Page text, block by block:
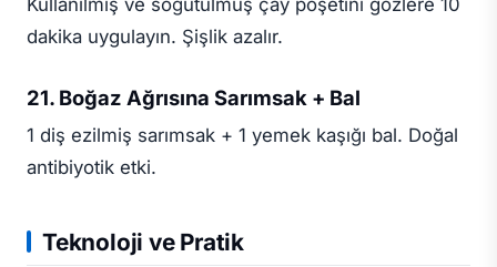
Kullanılmış ve soğutulmuş çay poşetini gözlere 10
dakika uygulayın. Şişlik azalır.
21. Boğaz Ağrısına Sarımsak + Bal
1 diş ezilmiş sarımsak + 1 yemek kaşığı bal. Doğal
antibiyotik etki.
Teknoloji ve Pratik